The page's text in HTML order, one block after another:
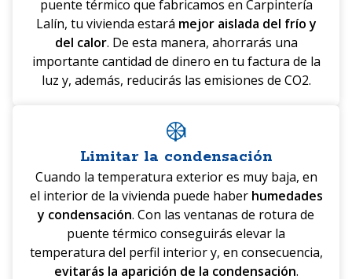
puente térmico que fabricamos en Carpintería
Lalín, tu vivienda estará mejor aislada del frío y
del calor. De esta manera, ahorrarás una
importante cantidad de dinero en tu factura de la
luz y, además, reducirás las emisiones de CO2.
Limitar la condensación
Cuando la temperatura exterior es muy baja, en
el interior de la vivienda puede haber humedades
y condensación. Con las ventanas de rotura de
puente térmico conseguirás elevar la
temperatura del perfil interior y, en consecuencia,
evitarás la aparición de la condensación.